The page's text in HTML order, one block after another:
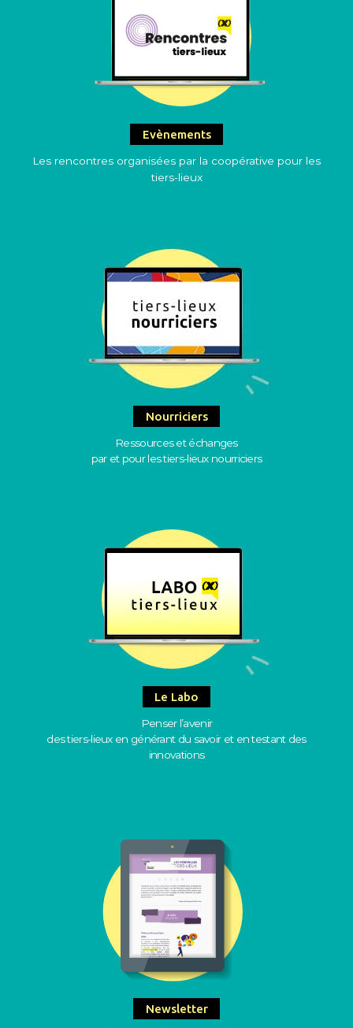
Evènements
Les rencontres organisées par la coopérative pour les
tiers-lieux
Nourriciers
Ressources et échanges
par et pour les tiers-lieux nourriciers
Le Labo
Penser l’avenir
des tiers-lieux en générant du savoir et en testant des
innovations
Newsletter